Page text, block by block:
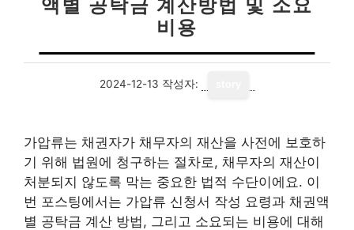
액별 공탁금 계산방법 및 소요
비용
2024-12-13 작성자:
가압류는 채권자가 채무자의 재산을 사전에 보호하
기 위해 법원에 청구하는 절차로, 채무자의 재산이
처분되지 않도록 막는 중요한 법적 수단이에요. 이
번 포스팅에서는 가압류 신청서 작성 요령과 채권액
별 공탁금 계산 방법, 그리고 소요되는 비용에 대해